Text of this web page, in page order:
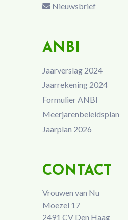
Nieuwsbrief
ANBI
Jaarverslag 2024
Jaarrekening 2024
Formulier ANBI
Meerjarenbeleidsplan
Jaarplan 2026
CONTACT
Vrouwen van Nu
Moezel 17
2491 CV Den Haag